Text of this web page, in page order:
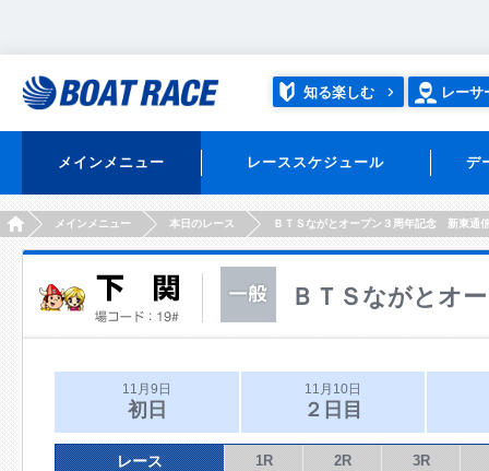
知る楽しむ レーサ
メインメニュー レーススケジュール デ
HOMEメインメニュー 本日のレース ＢＴＳながとオープン３周年記念 新東通
ＢＴＳながとオ
11月9日
初日
11月10日
２日目
レース 1R 2R 3R